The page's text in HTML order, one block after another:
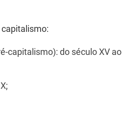
capitalismo): do século XV ao